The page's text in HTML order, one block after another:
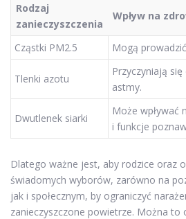
Rodzaj
zanieczyszczenia
Wpływ na
Cząstki PM2.5 Mogą
Tlenki azotu
Przyczyniają
astmy.
Dwutlenek siarki
Może wpływać
i funkcje
Dlatego ważne jest, aby rodzice oraz
świadomych wyborów, zarówno na
jak i społecznym, by ograniczyć
zanieczyszczone powietrze. Można to